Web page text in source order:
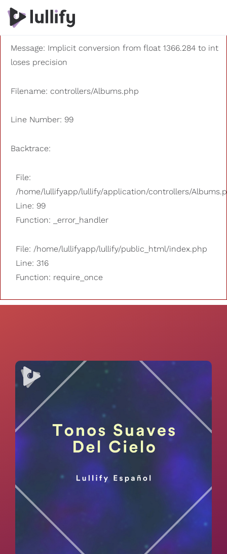
A PHP Error was encountered
Severity: 8192
Message: Implicit conversion from float 1366.284 to int
loses precision
Filename: controllers/Albums.php
Line Number: 99
Backtrace:
File:
/home/lullifyapp/lullify/application/controllers/
Line: 99
Function: _error_handler
File: /home/lullifyapp/lullify/public_html/index.php
Line: 316
Function: require_once